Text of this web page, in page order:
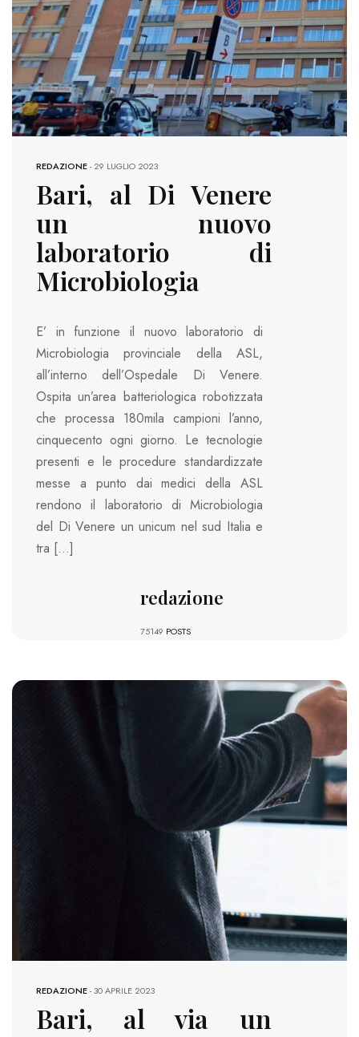
REDAZIONE-29 LUGLIO 2023
Bari, al Di Venere
un nuovo
laboratorio di
Microbiologia
E’ in funzione il nuovo laboratorio di
Microbiologia provinciale della ASL,
all’interno dell’Ospedale Di Venere.
Ospita un’area batteriologica robotizzata
che processa 180mila campioni l’anno,
cinquecento ogni giorno. Le tecnologie
presenti e le procedure standardizzate
messe a punto dai medici della ASL
rendono il laboratorio di Microbiologia
del Di Venere un unicum nel sud Italia e
tra […]
redazione
75149 POSTS
443 VIEWS
REDAZIONE-30 APRILE 2023
Bari, al via un